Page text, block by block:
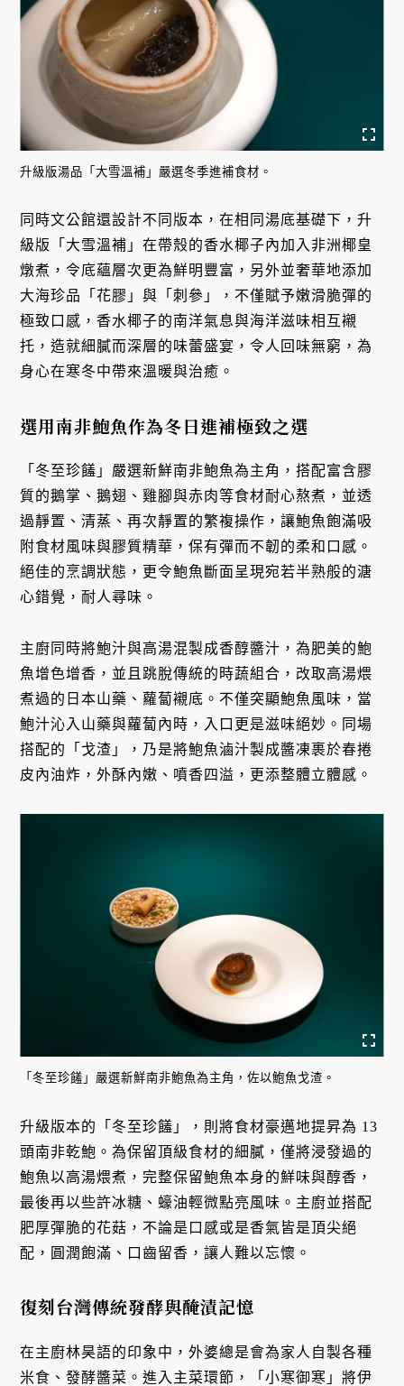
升級版湯品「大雪溫補」嚴選冬季進補食材。
同時文公館還設計不同版本，在相同湯底基礎下，升
級版「大雪溫補」在帶殼的香水椰子內加入非洲椰皇
燉煮，令底蘊層次更為鮮明豐富，另外並奢華地添加
大海珍品「花膠」與「刺參」，不僅賦予嫩滑脆彈的
極致口感，香水椰子的南洋氣息與海洋滋味相互襯
托，造就細膩而深層的味蕾盛宴，令人回味無窮，為
身心在寒冬中帶來溫暖與治癒。
選用南非鮑魚作為冬日進補極致之選
「冬至珍饈」嚴選新鮮南非鮑魚為主角，搭配富含膠
質的鵝掌、鵝翅、雞腳與赤肉等食材耐心熬煮，並透
過靜置、清蒸、再次靜置的繁複操作，讓鮑魚飽滿吸
附食材風味與膠質精華，保有彈而不韌的柔和口感。
絕佳的烹調狀態，更令鮑魚斷面呈現宛若半熟般的溏
心錯覺，耐人尋味。
主廚同時將鮑汁與高湯混製成香醇醬汁，為肥美的鮑
魚增色增香，並且跳脫傳統的時蔬組合，改取高湯煨
煮過的日本山藥、蘿蔔襯底。不僅突顯鮑魚風味，當
鮑汁沁入山藥與蘿蔔內時，入口更是滋味絕妙。同場
搭配的「戈渣」，乃是將鮑魚滷汁製成醬凍裹於春捲
皮內油炸，外酥內嫩、噴香四溢，更添整體立體感。
「冬至珍饈」嚴選新鮮南非鮑魚為主角，佐以鮑魚戈渣。
升級版本的「冬至珍饈」，則將食材豪邁地提昇為 13
頭南非乾鮑。為保留頂級食材的細膩，僅將浸發過的
鮑魚以高湯煨煮，完整保留鮑魚本身的鮮味與醇香，
最後再以些許冰糖、蠔油輕微點亮風味。主廚並搭配
肥厚彈脆的花菇，不論是口感或是香氣皆是頂尖絕
配，圓潤飽滿、口齒留香，讓人難以忘懷。
復刻台灣傳統發酵與醃漬記憶
在主廚林昊語的印象中，外婆總是會為家人自製各種
米食、發酵醬菜。進入主菜環節，「小寒御寒」將伊